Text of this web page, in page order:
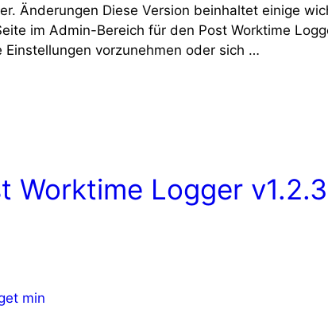
Änderungen Diese Version beinhaltet einige
im Admin-Bereich für den Post Worktime
vorzunehmen oder sich …
Worktime Logger v1.2.3